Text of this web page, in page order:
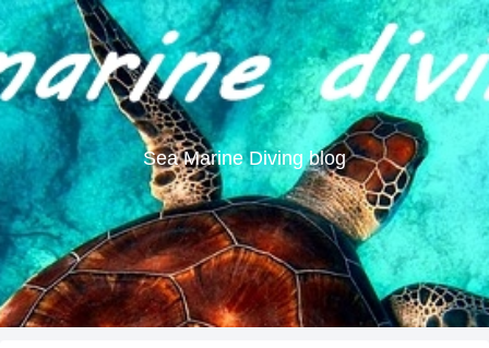
Sea Marine Diving blog